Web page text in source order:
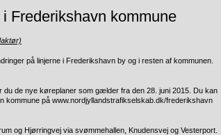
Frederikshavn kommune
på linjerne i Frederikshavn by og i resten af kommunen.
du de nye køreplaner som gælder fra den 28. juni 2015. Du kan
på www.nordjyllandstrafikselskab.dk/frederikshavn
og Hjørringvej via svømmehallen, Knudensvej og Vesterport.